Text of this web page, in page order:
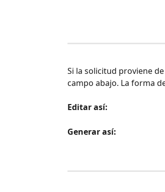
Si la solicitud proviene
campo abajo. La forma
Editar así:
Generar así: